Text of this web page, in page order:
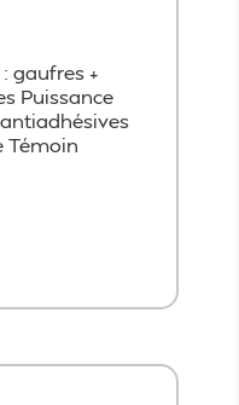
gaufres +
Puissance
Témoin